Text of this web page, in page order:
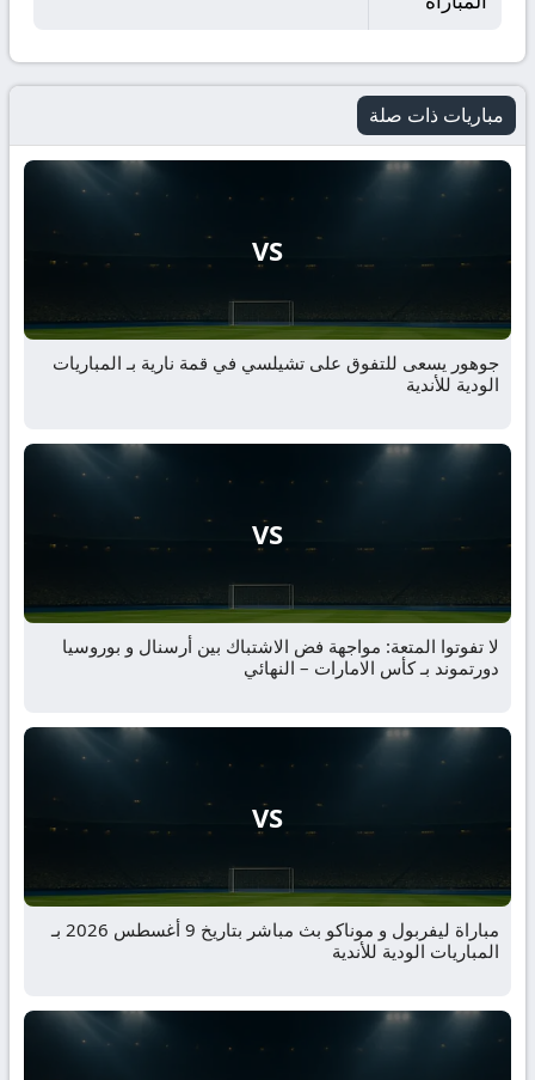
مباريات ذات صلة
VS
جوهور يسعى للتفوق على تشيلسي في قمة نارية بـ المباريات
الودية للأندية
VS
لا تفوتوا المتعة: مواجهة فض الاشتباك بين أرسنال و بوروسيا
دورتموند بـ كأس الامارات – النهائي
VS
مباراة ليفربول و موناكو بث مباشر بتاريخ 9 أغسطس 2026 بـ
المباريات الودية للأندية